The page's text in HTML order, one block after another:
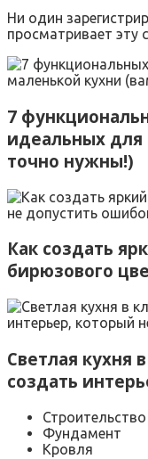
Ни один
просматривает эту
7
идеальных для
точно нужны!)
Как создать
бирюзового
Светлая кухня
создать
Фундамент
Кровля